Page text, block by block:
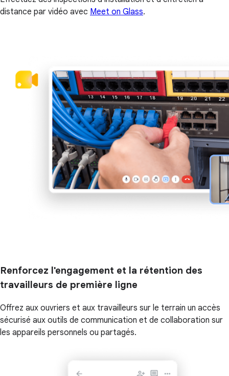
distance par vidéo avec Meet on Glass.
Renforcez l'engagement et la rétention des
travailleurs de première ligne
Offrez aux ouvriers et aux travailleurs sur le terrain un accès
sécurisé aux outils de communication et de collaboration sur
les appareils personnels ou partagés.